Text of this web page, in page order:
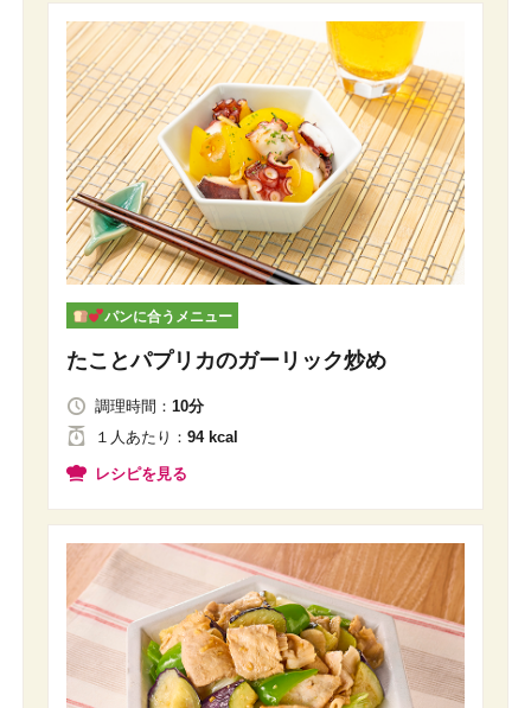
パンに合うメニュー
たことパプリカのガーリック炒め
調理時間： 10分
１人あたり ： 94 kcal
レシピを見る